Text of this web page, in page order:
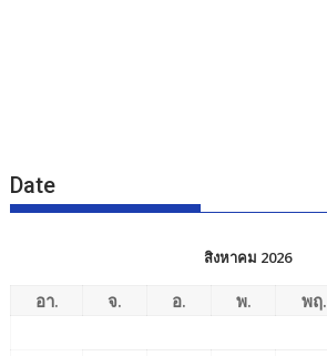
Date
สิงหาคม 2026
อา. จ. อ. พ. พฤ.